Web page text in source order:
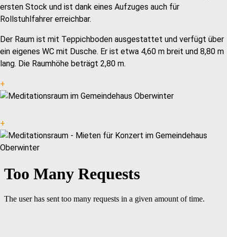
ersten Stock und ist dank eines Aufzuges auch für
Rollstuhlfahrer erreichbar.
Der Raum ist mit Teppichboden ausgestattet und verfügt über
ein eigenes WC mit Dusche. Er ist etwa 4,60 m breit und 8,80 m
lang. Die Raumhöhe beträgt 2,80 m.
+
+